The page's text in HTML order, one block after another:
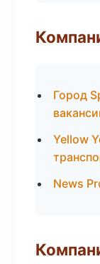
Город
Yellow
News